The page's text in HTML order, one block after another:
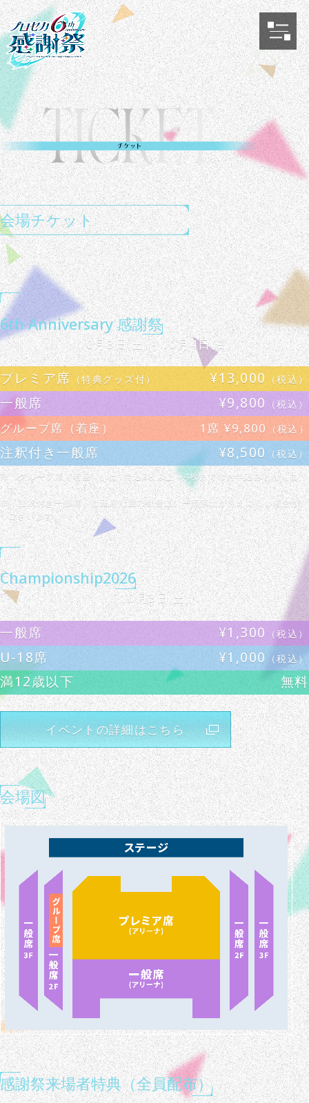
会場チケット
6th Anniversary 感謝祭
10月3日(土)- 10月4日(日)
プレミア席 （特典グッズ付） ¥13,000 （税込）
一般席 ¥9,800 （税込）
グループ席（着座） 1席 ¥9,800 （税込）
注釈付き一般席 ¥8,500 （税込）
※「グループ席（着座）」は1申込2枚以上～4枚までのお申込みとなりま
す。
※「注釈付き一般席」は座席配置の都合上、一部演出が見えにくい場合が
ございます。
Championship2026
10月3日(土)
一般席 ¥1,300 （税込）
U-18席 ¥1,000 （税込）
満12歳以下 無料
イベントの詳細はこちら
会場図
感謝祭来場者特典（全員配布）